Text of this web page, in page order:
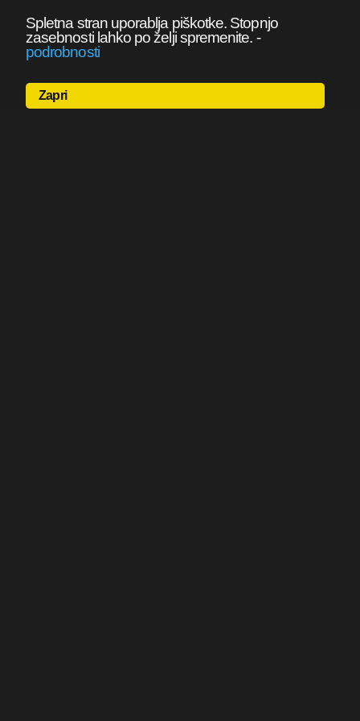
Spletna stran uporablja piškotke. Stopnjo
zasebnosti lahko po želji spremenite. -
podrobnosti
Zapri